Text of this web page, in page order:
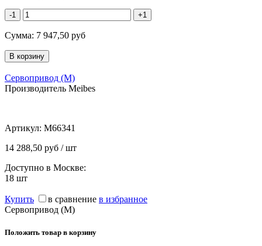
-1 +1
Сумма: 7 947,50 руб
Сервопривод (М)
Производитель Meibes
Артикул: M66341
14 288,50 руб / шт
Доступно в Москве:
18 шт
Купить в сравнение в избранное
Сервопривод (М)
Положить товар в корзину